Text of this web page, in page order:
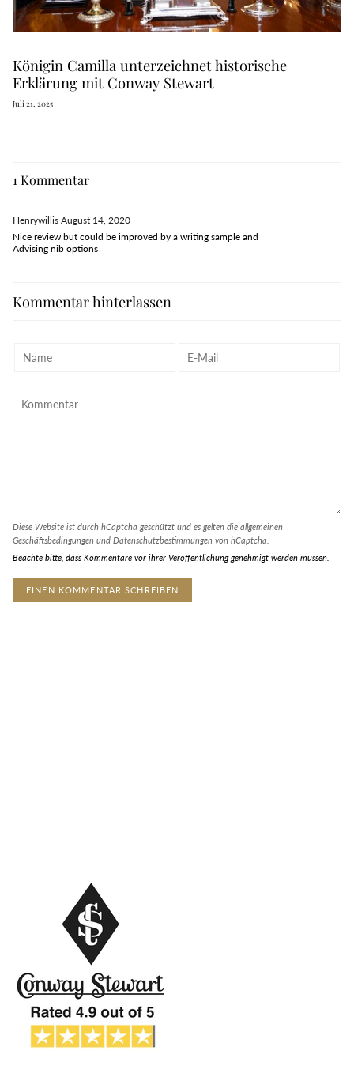
Königin Camilla unterzeichnet historische
Erklärung mit Conway Stewart
Juli 21, 2025
1 Kommentar
Henrywillis August 14, 2020
Nice review but could be improved by a writing sample and
Advising nib options
Kommentar hinterlassen
Diese Website ist durch hCaptcha geschützt und es gelten die allgemeinen
Geschäftsbedingungen und Datenschutzbestimmungen von hCaptcha.
Beachte bitte, dass Kommentare vor ihrer Veröffentlichung genehmigt werden müssen.